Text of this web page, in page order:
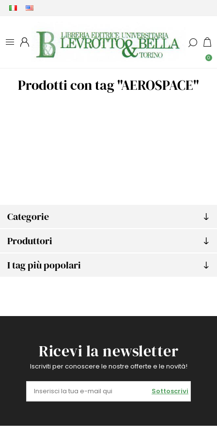
0
Categorie
Produttori
I tag più popolari
Prodotti con tag "AEROSPACE"
Ricevi la newsletter
Iscriviti per conoscere le nostre offerte e le novità!
Sottoscrivi